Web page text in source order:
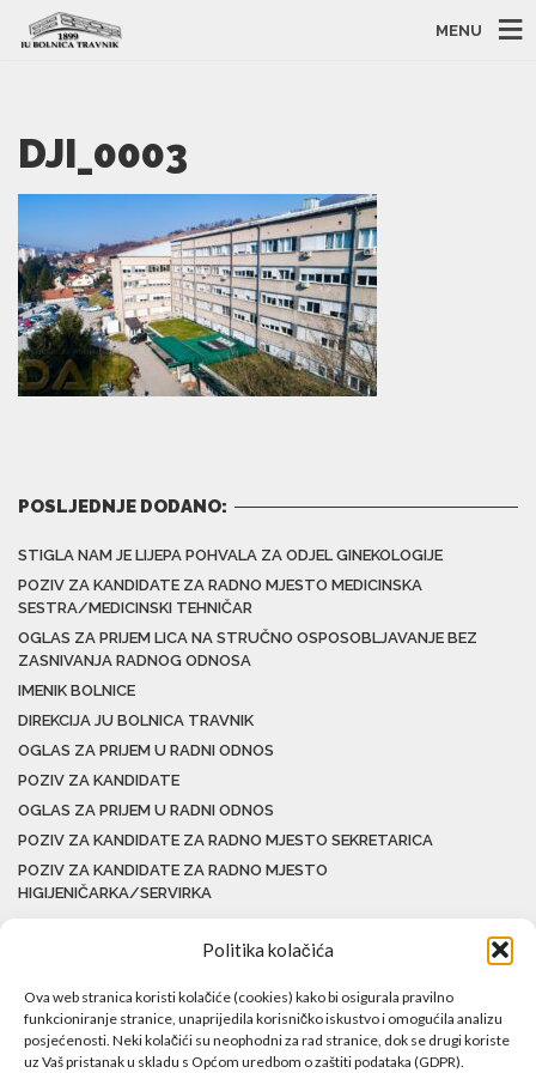
Politika kolačića
Ova web stranica koristi kolačiće (cookies) kako bi osigurala pravilno
funkcioniranje stranice, unaprijedila korisničko iskustvo i omogućila analizu
posjećenosti. Neki kolačići su neophodni za rad stranice, dok se drugi koriste
uz Vaš pristanak u skladu s Općom uredbom o zaštiti podataka (GDPR).
MENU
DJI_0003
POSLJEDNJE DODANO:
STIGLA NAM JE LIJEPA POHVALA ZA ODJEL GINEKOLOGIJE
POZIV ZA KANDIDATE ZA RADNO MJESTO MEDICINSKA
SESTRA/MEDICINSKI TEHNIČAR
OGLAS ZA PRIJEM LICA NA STRUČNO OSPOSOBLJAVANJE BEZ
ZASNIVANJA RADNOG ODNOSA
IMENIK BOLNICE
DIREKCIJA JU BOLNICA TRAVNIK
OGLAS ZA PRIJEM U RADNI ODNOS
POZIV ZA KANDIDATE
OGLAS ZA PRIJEM U RADNI ODNOS
POZIV ZA KANDIDATE ZA RADNO MJESTO SEKRETARICA
POZIV ZA KANDIDATE ZA RADNO MJESTO
HIGIJENIČARKA/SERVIRKA